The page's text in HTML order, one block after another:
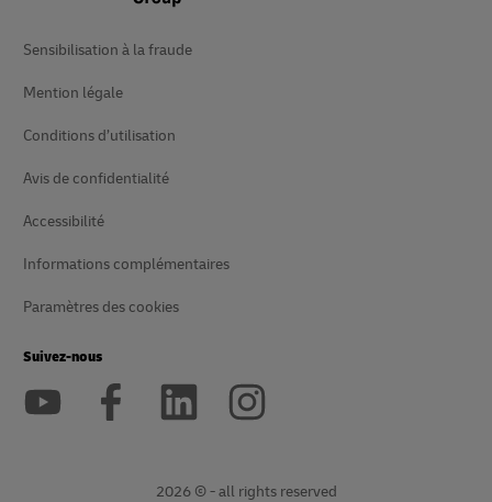
Sensibilisation à la fraude
Mention légale
Conditions d’utilisation
Avis de confidentialité
Accessibilité
Informations complémentaires
Paramètres des cookies
Suivez-nous
2026 © - all rights reserved